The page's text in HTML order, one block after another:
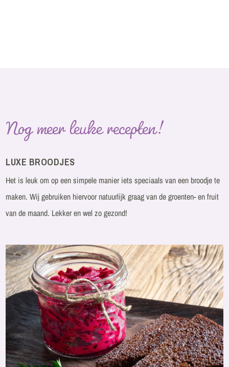
Nog meer leuke recepten!
LUXE BROODJES
Het is leuk om op een simpele manier iets speciaals van een broodje te
maken. Wij gebruiken hiervoor natuurlijk graag van de groenten- en fruit
van de maand. Lekker en wel zo gezond!